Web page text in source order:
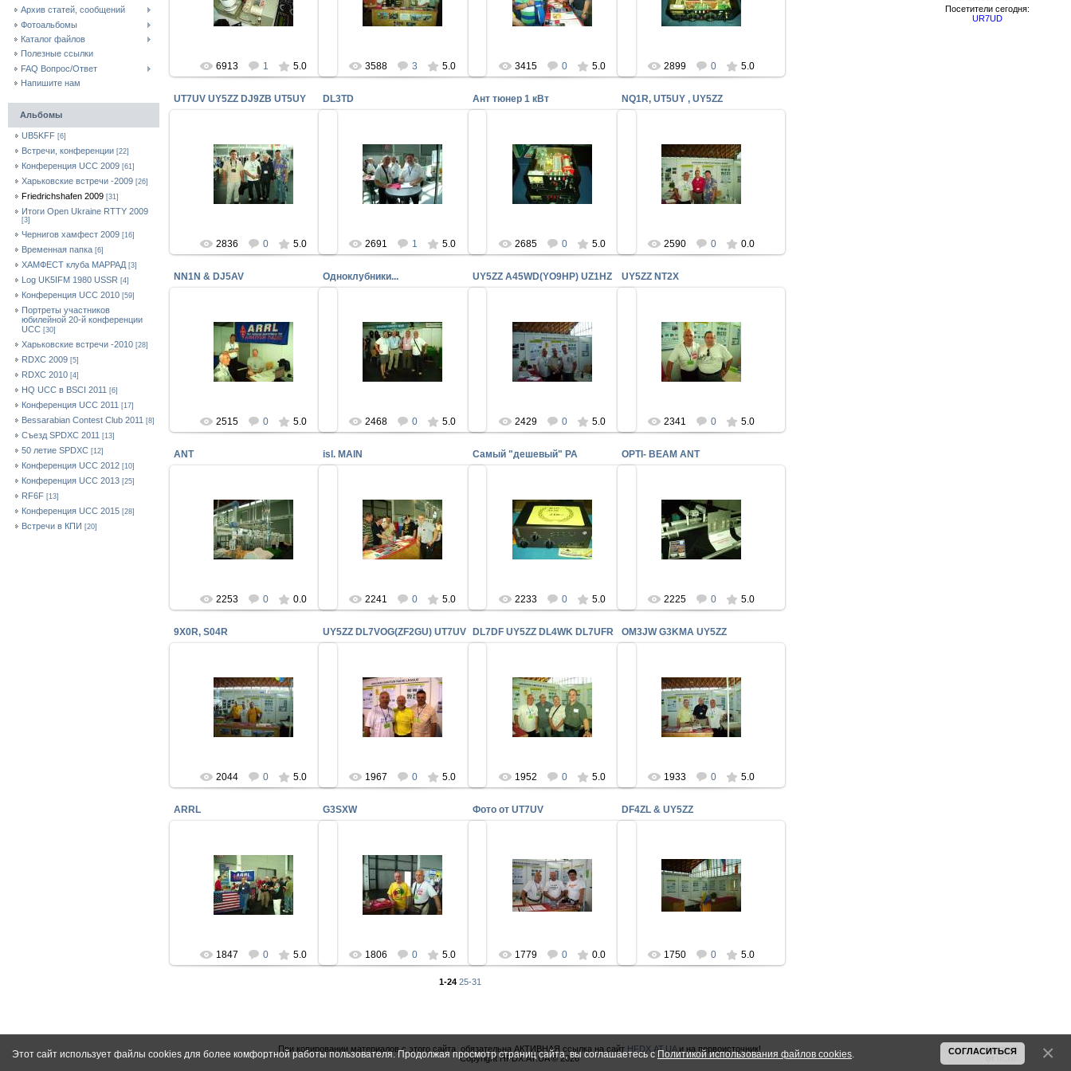
Архив статей, сообщений
Фотоальбомы
Каталог файлов
Полезные ссылки
FAQ Вопрос/Ответ
Напишите нам
Альбомы
UB5KFF [6]
Встречи, конференции [22]
Конференция UCC 2009 [61]
Харьковские встречи -2009 [26]
Friedrichshafen 2009 [31]
Итоги Open Ukraine RTTY 2009
[3]
Чернигов хамфест 2009 [16]
Временная папка [6]
ХАМФЕСТ клуба МАРРАД [3]
Log UK5IFM 1980 USSR [4]
Конференция UCC 2010 [59]
Портреты участников
юбилейной 20-й конференции
UCC [30]
Харьковские встречи -2010 [28]
RDXC 2009 [5]
RDXC 2010 [4]
HQ UCC в BSCI 2011 [6]
Конференция UCC 2011 [17]
Bessarabian Contest Club 2011 [8]
Cъезд SPDXC 2011 [13]
50 летие SPDXC [12]
Конференция UCC 2012 [10]
Конференция UCC 2013 [25]
RF6F [13]
Конференция UCC 2015 [28]
Встречи в КПИ [20]
uy5zz
6913 1 5.0
UY5ZZ SQ8JLA DF4ZL SP5EWY
uy5zz
3588 3 5.0
Cуббота, 9 утра! Стоит PILE-UP!
uy5zz
3415 0 5.0
Тюнер 1,5 kwt
uy5zz
2899 0 5.0
UT7UV UY5ZZ DJ9ZB UT5UY
30.06.2009
UT7UV UY5ZZ DJ9ZB UT5UY
uy5zz
2836 0 5.0
DL3TD
30.06.2009
FN-2009
Заявление в UCC пишет DL3TD
uy5zz
2691 1 5.0
Ант тюнер 1 кВт
01.07.2009
Ант тюнер 1 кВт
uy5zz
2685 0 5.0
NQ1R, UT5UY , UY5ZZ
06.07.2009
Официальный представитель
ARRL (NQ1R) в гостях у UARL
Рядом UT5UY , UY5ZZ
uy5zz
2590 0 0.0
NN1N & DJ5AV
30.06.2009
FN-2009
Чек поинты ARRL NN1N & DJ5AV
проверяют заявку UY5ZZ 160M
uy5zz
2515 0 5.0
Одноклубники...
30.06.2009
Одноклубники...
uy5zz
2468 0 5.0
UY5ZZ A45WD(YO9HP) UZ1HZ
30.06.2009
UY5ZZ A45WD(YO9HP) UZ1HZ
uy5zz
2429 0 5.0
UY5ZZ NT2X
30.06.2009
FN-2009
UY5ZZ NT2X
uy5zz
2341 0 5.0
ANT
01.07.2009
ВСЕ для солидных ANT
uy5zz
2253 0 0.0
isl. MAIN
30.06.2009
isl. MAIN в гостях у UARL
Беседу ведут UT7UV ,UX1UF
uy5zz
2241 0 5.0
Самый "дешевый" PA
30.06.2009
FN-2009
Самый "дешевый" PA
uy5zz
2233 0 5.0
OPTI- BEAM ANT
30.06.2009
FN-2009
OPTI- BEAM ANT
uy5zz
2225 0 5.0
9X0R, S04R
30.06.2009
У нас в гостях 9X0R, S04R
экспедиционеры.
С темной прической EA5RM
uy5zz
2044 0 5.0
UY5ZZ DL7VOG(ZF2GU) UT7UV
30.06.2009
UY5ZZ DL7VOG(ZF2GU) UT7UV
uy5zz
1967 0 5.0
DL7DF UY5ZZ DL4WK DL7UFR
30.06.2009
FN-2009 DL7DF UY5ZZ DL4WK
DL7UFR
uy5zz
1952 0 5.0
OM3JW G3KMA UY5ZZ
30.06.2009
FN-2009
IOTA boys: OM3JW G3KMA UY5ZZ
uy5zz
1933 0 5.0
ARRL
30.06.2009
В ARRL к чек поинтам DXCC всю
субботу стояла очередь...
uy5zz
1847 0 5.0
G3SXW
30.06.2009
FN-2009
Известный экспедиционер и
менеджер G3SXW наш гость!
uy5zz
1806 0 5.0
Фото от UT7UV
06.07.2009
Красивые позывные и FB oms !
Фото от UT7UV
uy5zz
1779 0 0.0
DF4ZL & UY5ZZ
30.06.2009
FN-2009
Представительство UARL & UCC
Главные спонсоры DF4ZL & UY5ZZ
uy5zz
1750 0 5.0
1-24 25-31
Посетители сегодня:
UR7UD
При копировании материалов с этого сайта, обязательна АКТИВНАЯ ссылка на сайт HFDX.AT.UAи на первоисточник!
Copyright HFDX.AT.UA © 2026
Хостинг
Этот сайт использует файлы cookies для более комфортной работы пользователя. Продолжая просмотр страниц сайта, вы соглашаетесь сПолитикой использования файлов cookies СОГЛАСИТЬСЯ